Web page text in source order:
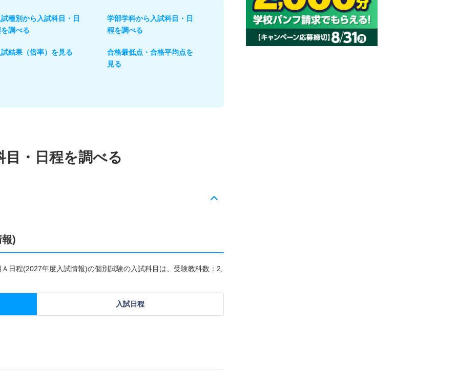
試種別から入試科目・日
調べる
学部学科から入試科目・日
程を調べる
試結果（倍率）を見る
合格最低点・合格平均点を
見る
目・日程を調べる
)
日程(2027年度入試情報)の個別試験の入試科目は、受験教科数：2,
入試日程